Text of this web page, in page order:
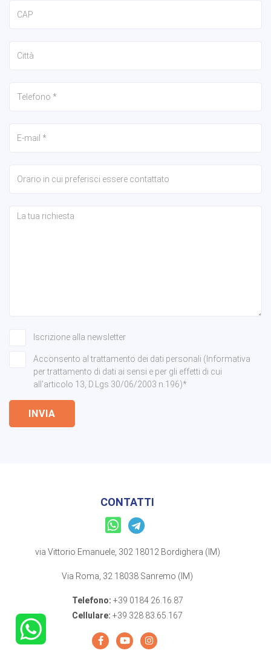
Iscrizione alla newsletter
Acconsento al trattamento dei dati personali (Informativa
per trattamento di dati ai sensi e per gli effetti di cui
all'articolo 13, D.Lgs 30/06/2003 n.196)*
INVIA
CONTATTI
via Vittorio Emanuele, 302 18012 Bordighera (IM)
Via Roma, 32 18038 Sanremo (IM)
Telefono: +39 0184 26.16.87
Cellulare: +39 328 83.65.167